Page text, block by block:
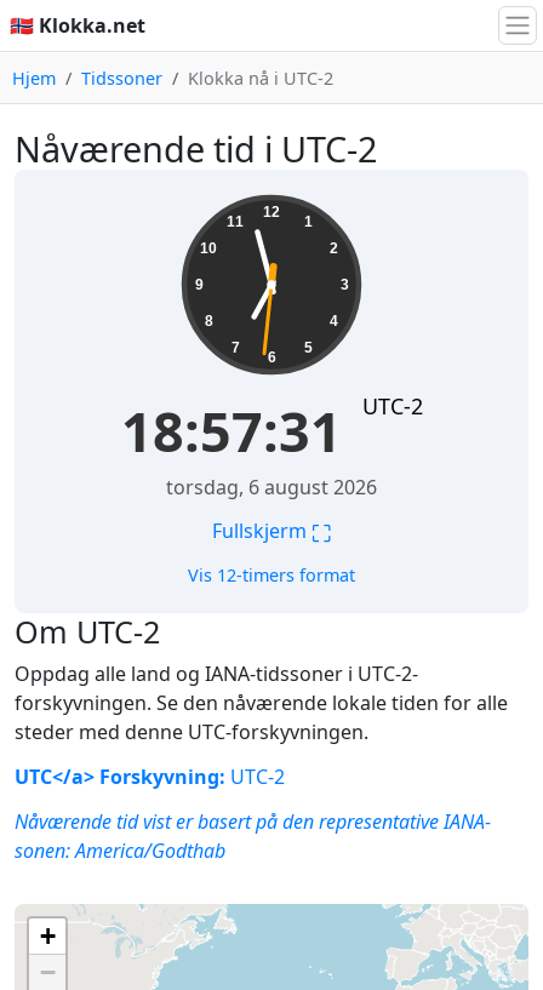
🇳🇴 Klokka.net
Hjem Tidssoner Klokka nå i UTC-2
Nåværende tid i UTC-2
12
1
2
3
4
5
6
7
8
9
10
11
18:57:32 UTC-2
torsdag, 6 august 2026
Fullskjerm ⛶
Vis 12-timers format
Om UTC-2
Oppdag alle land og IANA-tidssoner i UTC-2-
forskyvningen. Se den nåværende lokale tiden for alle
steder med denne UTC-forskyvningen.
UTC</a> Forskyvning: UTC-2
Nåværende tid vist er basert på den representative IANA-
sonen:America/Godthab
+
−